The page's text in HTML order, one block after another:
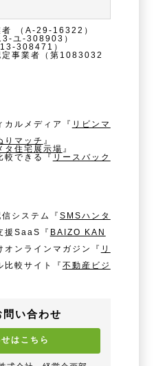
（A-29-16322）
ユ-308903）
13-308471）
定事業者（第1083032
カルメディア『 リビンマ
りマッチ 』
タ住宅展示場 』
較できる『 リースバック
システム『 SMSハンタ
援SaaS『 BAIZO KAN
オンラインマガジン『 リ
比較サイト『 不動産ビジ
い合わせ
はこちら